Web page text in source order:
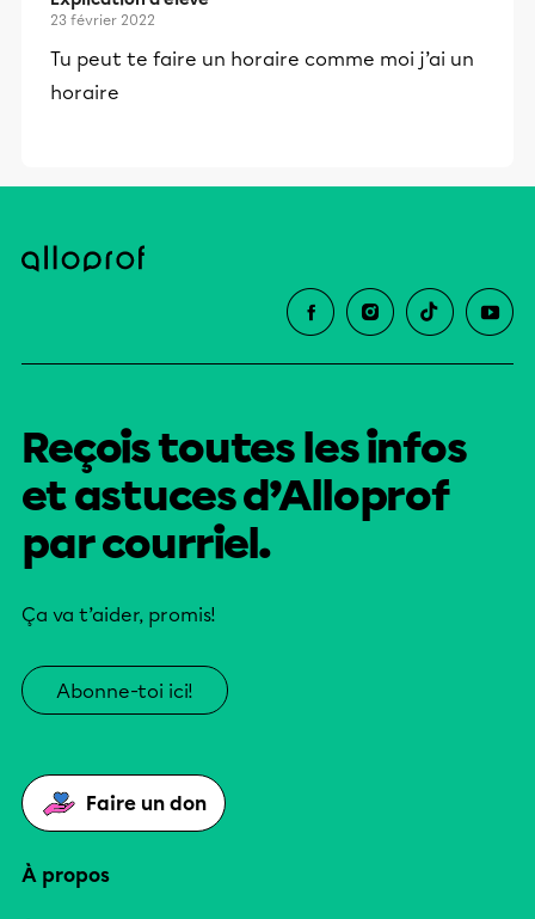
23 février 2022
Tu peut te faire un horaire comme moi j’ai un
horaire
Reçois toutes les infos
et astuces d’Alloprof
par courriel.
Ça va t’aider, promis!
Abonne-toi ici!
Faire un don
À propos